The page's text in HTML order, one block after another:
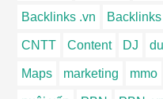
Backlinks .vn
CNTT Content DJ
Maps marketing mmo